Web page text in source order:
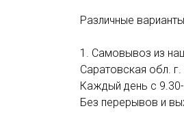
Различные
1. Самовывоз из
Саратовская обл.
Каждый день с
Без перерывов и